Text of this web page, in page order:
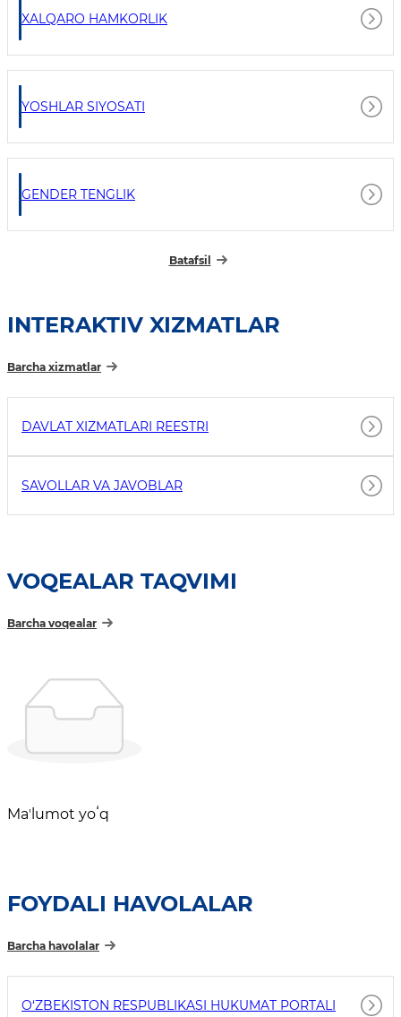
XALQARO HAMKORLIK
YOSHLAR SIYOSATI
GENDER TENGLIK
Batafsil
INTERAKTIV XIZMATLAR
Barcha xizmatlar
DAVLAT XIZMATLARI REESTRI
SAVOLLAR VA JAVOBLAR
VOQEALAR TAQVIMI
Barcha voqealar
Maʼlumot yoʻq
FOYDALI HAVOLALAR
Barcha havolalar
O‘ZBEKISTON RESPUBLIKASI HUKUMAT PORTALI